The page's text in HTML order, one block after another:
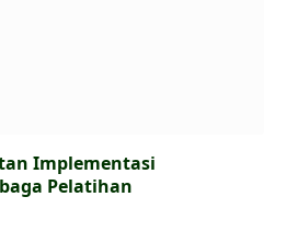
Implementasi
Pelatihan